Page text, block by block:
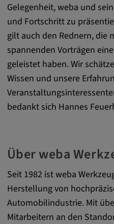
Gelegenheit, weba und
und Fortschritt zu
gilt auch den Rednern, die
spannenden Vorträgen
geleistet haben. Wir
Wissen und unsere
bedankt sich Hannes
Über weba
Seit 1982 ist weba
Herstellung von
Automobilindustrie. Mit
Mitarbeitern an den
_pk_id.*,
Name:
_pk_id.*, _pk_ses.*
Anbieter:
Zweck:
Cookie Laufzeit:
13 Monate, 30